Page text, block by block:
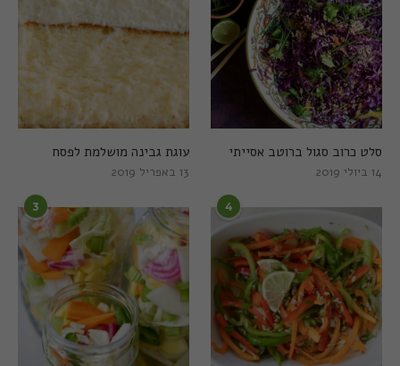
עוגת גבינה מושלמת לפסח
13 באפריל 2019
סלט כרוב סגול ברוטב אסייתי
14 ביולי 2019
3 4